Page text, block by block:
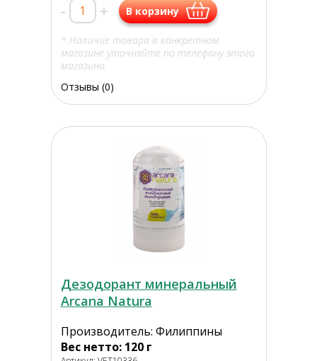
- + В корзину
* Наличие товара в конкретном
магазине уточняйте по телефону этого
магазина.
Отзывы (0)
Дезодорант минеральный
Arcana Natura
Производитель: Филиппины
Вес нетто: 120 г